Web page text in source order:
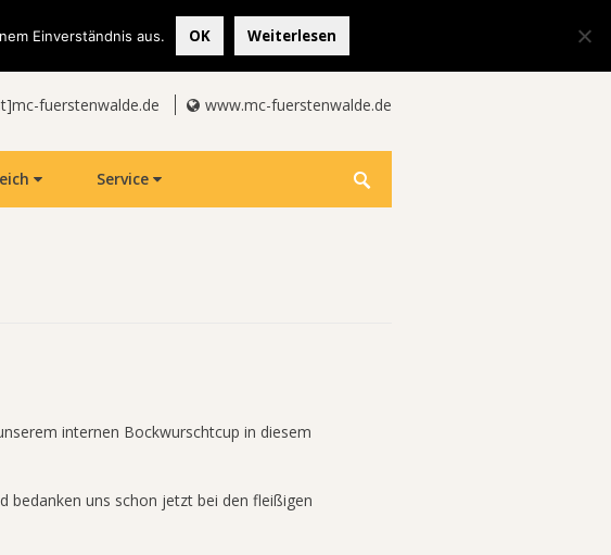
fuerstenwalde.de www.mc-fuerstenwalde.de
Service
internen Bockwurschtcup in diesem
bedanken uns schon jetzt bei den fleißigen
Einverständnis aus. OK Weiterlesen